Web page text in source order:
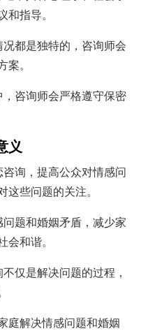
指导。
都是独特的，咨询师会
。
咨询师会严格遵守保密
义
询，提高公众对情感问
些问题的关注。
题和婚姻矛盾，减少家
和谐。
仅是解决问题的过程，
庭解决情感问题和婚姻